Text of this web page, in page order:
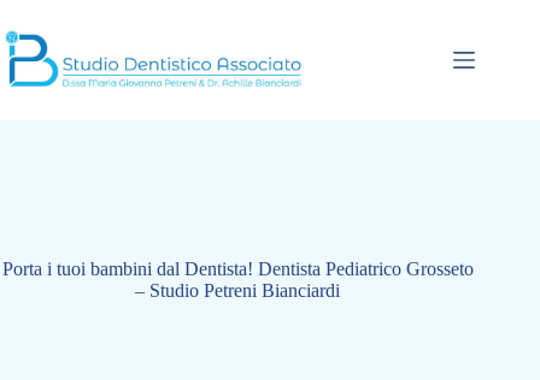
al
contenuto
Porta i tuoi bambini dal Dentista! Dentista Pediatrico Grosseto
– Studio Petreni Bianciardi